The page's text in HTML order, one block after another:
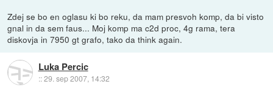
Zdej se bo en oglasu ki bo reku, da mam presvoh komp, da bi visto
gnal in da sem faus... Moj komp ma c2d proc, 4g rama, tera
diskovja in 7950 gt grafo, tako da think again.
Luka Percic
::29. sep 2007, 14:32